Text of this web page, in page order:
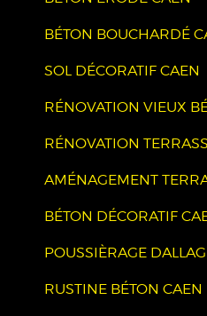
BÉTON BOUCHARDÉ
SOL DÉCORATIF CAEN
RÉNOVATION VIEUX
RÉNOVATION
AMÉNAGEMENT
BÉTON DÉCORATIF
POUSSIÈRAGE
RUSTINE BÉTON CAEN